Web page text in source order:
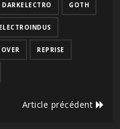
DARKELECTRO GOTH
ELECTROINDUS
REPRISE
Article précédent